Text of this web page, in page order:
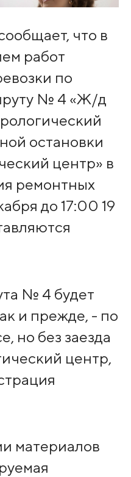
что в
работ
по
№ 4 «Ж/д
остановки
центр» в
ремонтных
до 17:00 19
№ 4 будет
и прежде, - по
но без заезда
центр,
материалов